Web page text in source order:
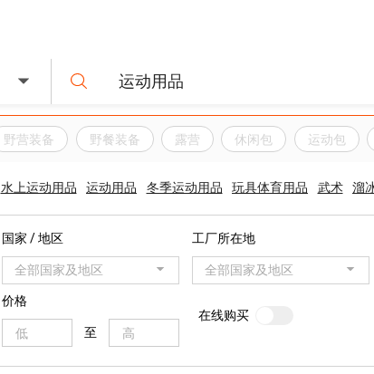
野营装备 野餐装备 露营 休闲包 运动包
水上运动用品 运动用品 冬季运动用品 玩具体育用品 武术 溜
国家 / 地区
全部国家及地区
工厂所在地
全部国家及地区
价格
至
在线购买